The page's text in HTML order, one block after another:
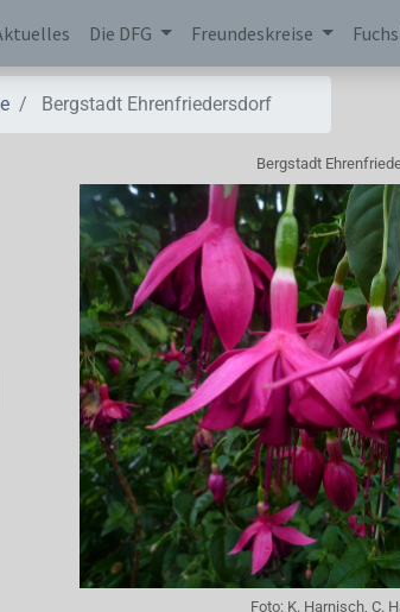
Die DFG Freundeskreise
Bergstadt Ehrenfriedersdorf
Bergstadt
Foto: K. Harnisch, C.